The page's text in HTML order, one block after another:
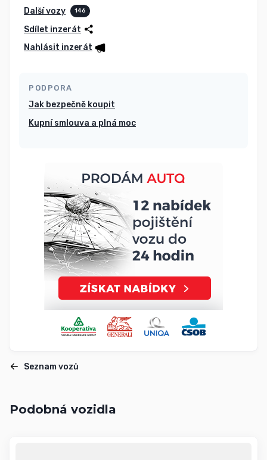
Další vozy 146
Sdílet inzerát
Nahlásit inzerát
PODPORA
Jak bezpečně koupit
Kupní smlouva a plná moc
Seznam vozů
Podobná vozidla